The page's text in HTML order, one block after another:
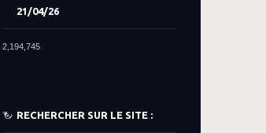
21/04/26
2,194,745
RECHERCHER SUR LE SITE :